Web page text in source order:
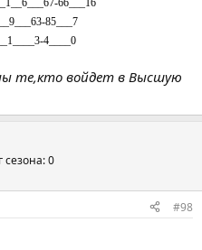
66___16
85___7
4____0
те,кто войдет в Высшую
сезона: 0
#98